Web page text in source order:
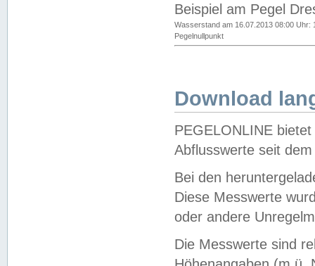
Beispiel am Pegel
Wasserstand am 16.07.2013 08:00 Uhr:
Pegelnullpunkt
Download
PEGELONLINE
Abflusswerte seit
Bei den
Diese Messwerte
oder andere
Die Messwerte sind